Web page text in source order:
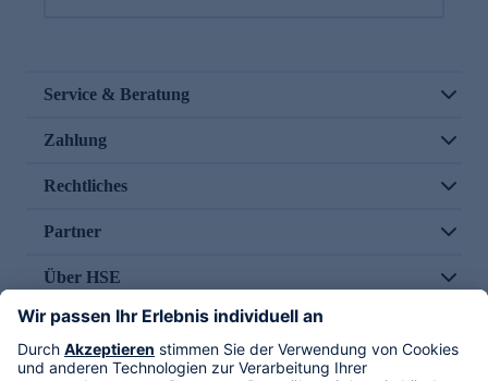
Service & Beratung
Zahlung
Rechtliches
Partner
Über HSE
Im TV
HSE International